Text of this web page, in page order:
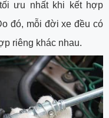
ưu nhất khi kết hợp
đó, mỗi đời xe đều có
riêng khác nhau.